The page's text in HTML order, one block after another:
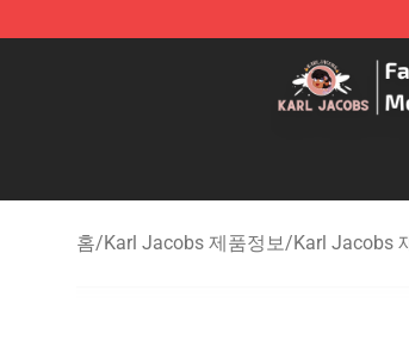
Karl Jacobs Store - Official Karl Jacobs
홈/Karl Jacobs 제품정보/Karl Jacobs